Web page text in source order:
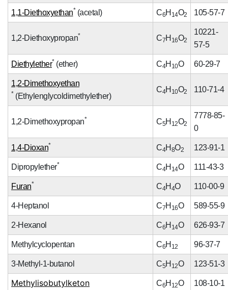
1,1-Diethoxyethan* (acetal) C6H 14O2 105-57-7
1,2-Diethoxypropan* C7H 16O2
10221-
57-5
Diethylether* (ether) C4H 10O 60-29-7
1,2-Dimethoxyethan
* (Ethylenglycoldimethylether)
C4H 10O2 110-71-4
1,2-Dimethoxypropan* C5H 12O2
7778-85-
0
1,4-Dioxan* C4H 8O2 123-91-1
Dipropylether* C4H 14O 111-43-3
Furan* C4H 4O 110-00-9
4-Heptanol C7H 16O 589-55-9
2-Hexanol C6H 14O 626-93-7
Methylcyclopentan C6H 12 96-37-7
3-Methyl-1-butanol C5H 12O 123-51-3
Methylisobutylketon C6H 12O 108-10-1